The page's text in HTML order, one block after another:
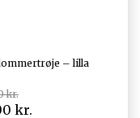
– lilla
kr.
kr.